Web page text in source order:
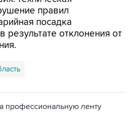
правил
посадка
результате отклонения от
профессиональную ленту